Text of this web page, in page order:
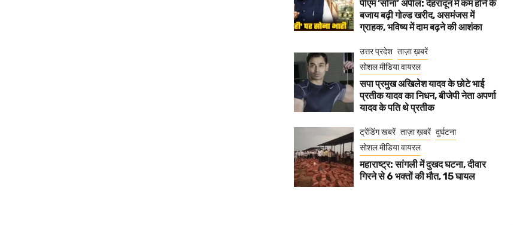
पीएम ‘सोना’ अपील: देहरादून में कम होने के
बजाय बढ़ी गोल्ड खरीद, असमंजस में
ग्राहक, भविष्य में दाम बढ़ने की आशंका
उत्तर प्रदेश ताज़ा ख़बरें
सोशल मीडिया वायरल
सपा प्रमुख अखिलेश यादव के छोटे भाई
प्रतीक यादव का निधन, बीजेपी नेता अपर्णा
यादव के पति थे प्रतीक
ट्रेंडिंग खबरें ताज़ा ख़बरें दुर्घटना
सोशल मीडिया वायरल
महाराष्ट्र: सांगली में दुखद घटना, दीवार
गिरने से 6 भक्तों की मौत, 15 घायल